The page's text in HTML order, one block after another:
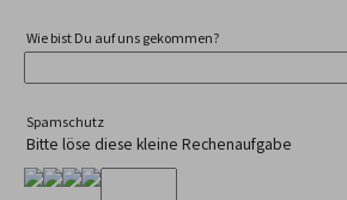
Wie bist Du auf uns gekommen?
Spamschutz
Bitte löse diese kleine Rechenaufgabe